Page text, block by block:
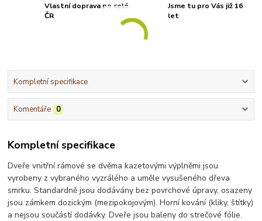
Vlastní doprava po celé
ČR
Jsme tu pro Vás již 16
let
Kompletní specifikace
Komentáře 0
Kompletní specifikace
Dveře vnitřní rámové se dvěma kazetovými výplněmi jsou
vyrobeny z vybraného vyzrálého a uměle vysušeného dřeva
smrku. Standardně jsou dodávány bez povrchové úpravy, osazeny
jsou zámkem dozickým (mezipokojovým). Horní kování (kliky, štítky)
a nejsou součástí dodávky. Dveře jsou baleny do strečové fólie.